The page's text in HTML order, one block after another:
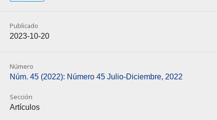
Publicado
2023-10-20
Número
Núm. 45 (2022): Número 45 Julio-Diciembre, 2022
Sección
Artículos